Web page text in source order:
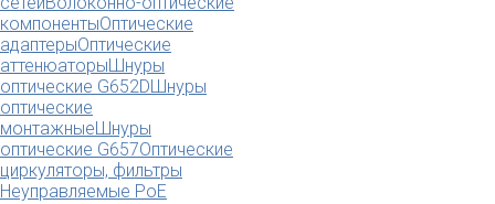
компонентыОптические
адаптерыОптические
аттенюаторыШнуры
оптические G652DШнуры
оптические
монтажныеШнуры
оптические G657Оптические
циркуляторы, фильтры
Неуправляемые PoE